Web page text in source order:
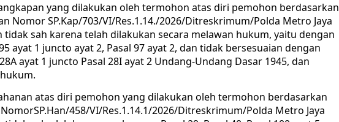
yang dilakukan oleh termohon atas diri pemohon berdasarkan
Nomor SP.Kap/703/VI/Res.1.14./2026/Ditreskrimum/Polda Metro Jaya
tidak sah karena telah dilakukan secara melawan hukum, yaitu dengan
ayat 1 juncto ayat 2, Pasal 97 ayat 2, dan tidak bersesuaian dengan
ayat 1 juncto Pasal 28I ayat 2 Undang-Undang Dasar 1945, dan
atas diri pemohon yang dilakukan oleh termohon berdasarkan
458/VI/Res.1.14.1/2026/Ditreskrimum/Polda Metro Jaya